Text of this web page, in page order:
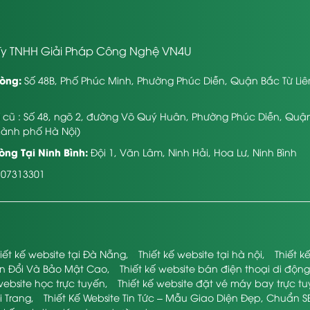
làm website nội thất sẽ giúp tối ưu SEO, nâng cao thứ tự tìm
VN4U.
website nội thất hiệu quả?
nay có nhiều trang web chính thức thiết kế nội thất. Cho nên, để
quan tâm khi ghé thăm web chính thức nội thất chính là yếu tố vẻ
hàng quan tâm & tại lại tiếp tục khám phá web chính thức nội thất
tiếp cận được quý khách tiềm năng 1 cách tự nhiên, ít kinh phí.
phạm vi tiếp cận quý khách.
website cần phải được thực hiện nhanh nhất, liên tục, đầy đủ. Vì
TNHH Giải Pháp Công Nghệ VN4U
Số 48B, Phố Phúc Minh, Phường Phúc Diễn, Quận Bắc Từ
: Số 48, ngõ 2, đường Võ Quý Huân, Phường Phúc Diễn,
phố Hà Nội)
Tại Ninh Bình:Đội 1, Văn Lâm, Ninh Hải, Hoa Lư, Ninh Bình
kế website tại Đà Nẵng, Thiết kế website tại hà nội, Thiết
Đổi Và Bảo Mật Cao, Thiết kế website bán điện thoại di động
học trực tuyến, Thiết kế website đặt vé máy bay trực
Trang, Thiết Kế Website Tin Tức – Mẫu Giao Diện Đẹp, Chuẩn